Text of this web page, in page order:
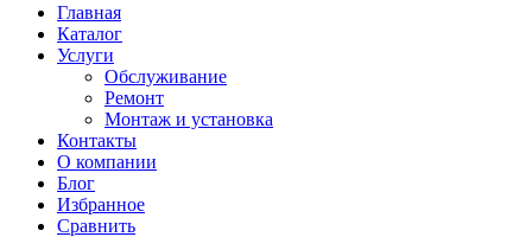
Главная
Каталог
Услуги
Обслуживание
Ремонт
Монтаж и установка
Контакты
О компании
Блог
Избранное
Сравнить